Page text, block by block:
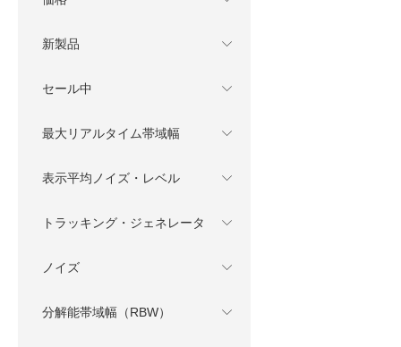
新製品
セール中
最大リアルタイム帯域幅
表示平均ノイズ・レベル
トラッキング・ジェネレータ
ノイズ
分解能帯域幅（RBW）